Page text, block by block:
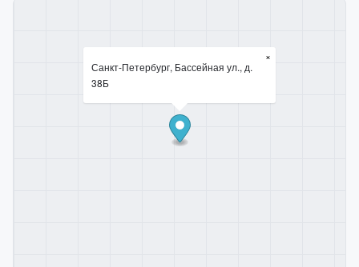
Санкт-Петербург, Бассейная ул., д.
38Б
×